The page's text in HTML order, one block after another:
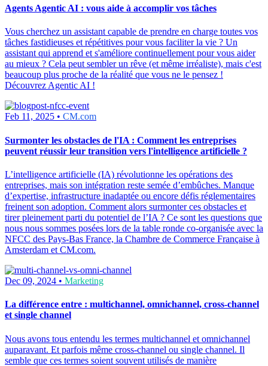
Agents Agentic AI : vous aide à accomplir vos tâches
Vous cherchez un assistant capable de prendre en charge toutes vos
tâches fastidieuses et répétitives pour vous faciliter la vie ? Un
assistant qui apprend et s'améliore continuellement pour vous aider
au mieux ? Cela peut sembler un rêve (et même irréaliste), mais c'est
beaucoup plus proche de la réalité que vous ne le pensez !
Découvrez Agentic AI !
Feb 11, 2025 • CM.com
Surmonter les obstacles de l'IA : Comment les entreprises
peuvent réussir leur transition vers l'intelligence artificielle ?
L’intelligence artificielle (IA) révolutionne les opérations des
entreprises, mais son intégration reste semée d’embûches. Manque
d’expertise, infrastructure inadaptée ou encore défis réglementaires
freinent son adoption. Comment alors surmonter ces obstacles et
tirer pleinement parti du potentiel de l’IA ? Ce sont les questions que
nous nous sommes posées lors de la table ronde co-organisée avec la
NFCC des Pays-Bas France, la Chambre de Commerce Française à
Amsterdam et CM.com.
Dec 09, 2024 • Marketing
La différence entre : multichannel, omnichannel, cross-channel
et single channel
Nous avons tous entendu les termes multichannel et omnichannel
auparavant. Et parfois même cross-channel ou single channel. Il
semble que ces termes soient souvent utilisés de manière